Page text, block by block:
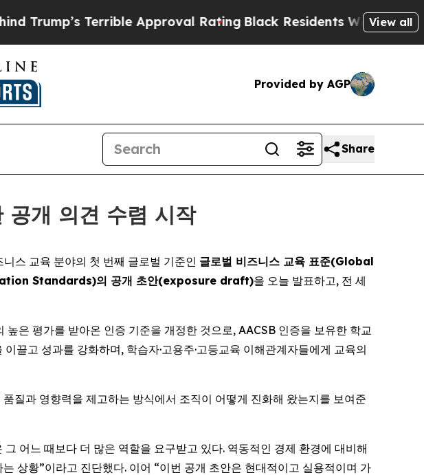
Terrible Approval Rating Black Residents Warned ofView all
Provided by AGP
Share
공개 의견 수렴 시작
스 교육 분야의 첫 번째 글로벌 기준인 글로벌 비즈니스 교육 표준(Global
Standards)의 공개 초안(exposure draft)을 오늘 발표하고, 전 세
높은 평가를 받아온 인증 기준을 개정한 것으로, AACSB 인증을 보유한 학교
끌고 성과를 강화하며, 학습자·고용주·고등교육 이해관계자들에게 교육의
질과 영향력을 제고하는 방식에서 조직이 어떻게 진화해 왔는지를 보여준
그 어느 때보다 더 많은 역할을 요구받고 있다. 역동적인 경제 환경에 대비해
상황”이라고 진단했다. 이어 “이번 공개 초안은 현대적이고 실용적이며 가